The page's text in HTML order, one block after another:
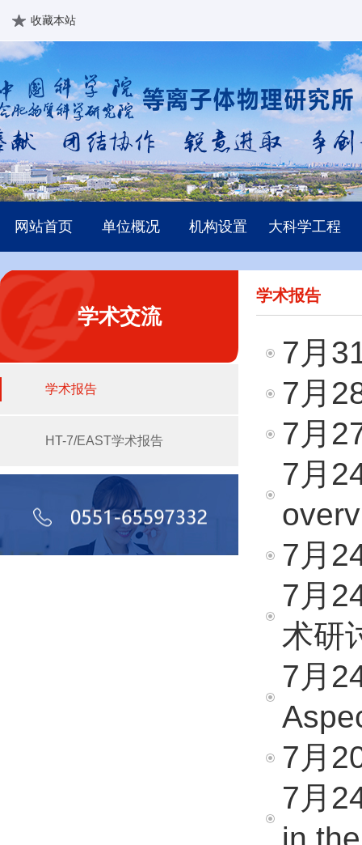
收藏本站
网站首页 单位概况 机构设置 大科学工程
学术交流
学术报告
HT-7/EAST学术报告
学术报告
7月
7月
7月
7月
7月
7月
术研
7月
7月
7月